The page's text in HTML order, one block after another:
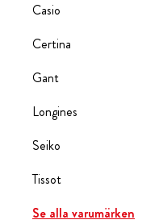
Casio
Certina
Gant
Longines
Seiko
Tissot
Se alla varumärken